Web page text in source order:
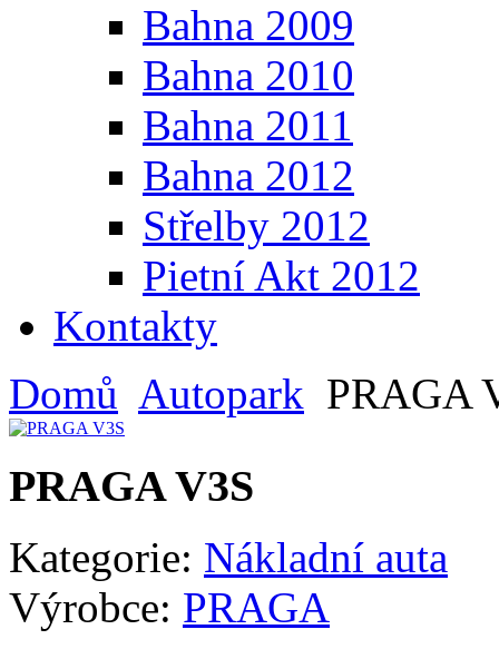
Bahna 2009
Bahna 2010
Bahna 2011
Bahna 2012
Střelby 2012
Pietní Akt 2012
Kontakty
Domů Autopark PRAGA
PRAGA V3S
Kategorie: Nákladní auta
Výrobce: PRAGA